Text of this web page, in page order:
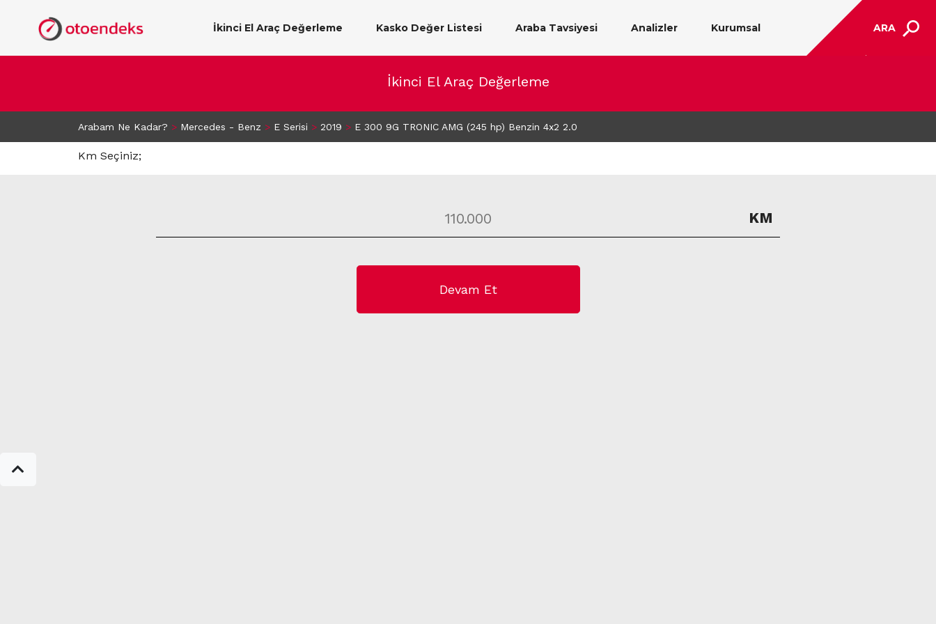
İkinci El Araç Değerleme Kasko Değer Listesi Araba Tavsiyesi Analizler Kurumsal ARA
İkinci El Araç Değerleme
Arabam Ne Kadar? > Mercedes - Benz > E Serisi > 2019 > E 300 9G TRONIC AMG (245 hp) Benzin 4x2 2.0
Km Seçiniz;
KM
Devam Et